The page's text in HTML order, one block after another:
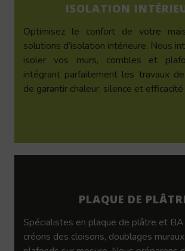
ISOLATION
Optimisez le confort de votre
solutions d’isolation intérieure. Nous
isoler vos murs, combles et
intégrant parfaitement les travaux
de garantir chaleur, silence et
PLAQUE DE
Spécialistes en plaque de plâtre et
créons des cloisons, doublages